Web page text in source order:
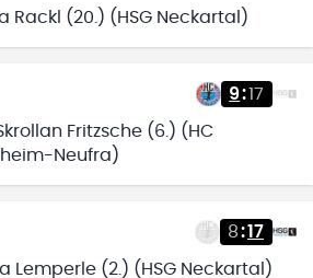
Rackl (20.) (HSG Neckartal)
9:17
Fritzsche (6.) (HC
Neufra)
8:17
Lemperle (2.) (HSG Neckartal)